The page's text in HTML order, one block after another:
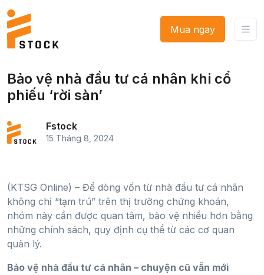
Mua ngay
Bảo vệ nhà đầu tư cá nhân khi cổ
phiếu ‘rời sàn’
Fstock
15 Tháng 8, 2024
(KTSG Online) – Để dòng vốn từ nhà đầu tư cá nhân
không chỉ “tạm trú” trên thị trường chứng khoán,
nhóm này cần được quan tâm, bảo vệ nhiều hơn bằng
những chính sách, quy định cụ thể từ các cơ quan
quản lý.
Bảo vệ nhà đầu tư cá nhân – chuyện cũ vẫn mới